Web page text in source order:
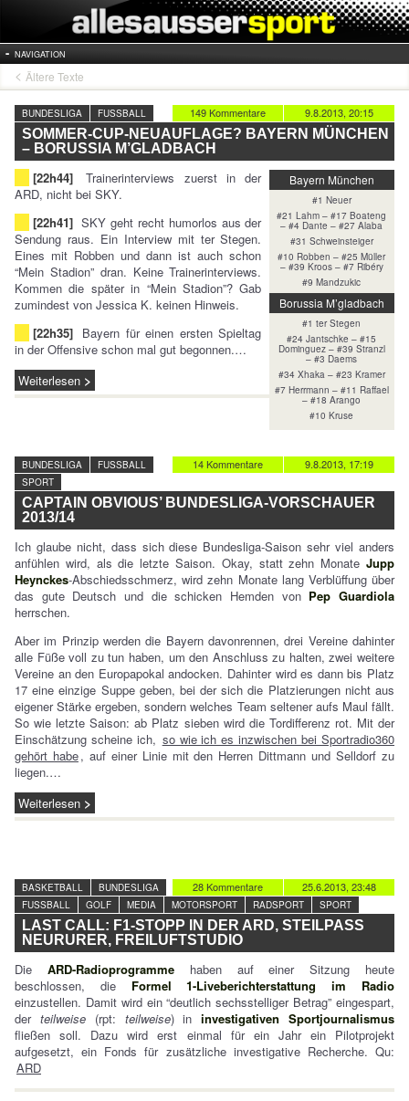
NAVIGATION
Ältere Texte
9.8.2013, 20:15
149 Kommentare
BUNDESLIGA FUSSBALL
SOMMER-CUP-NEUAUFLAGE? BAYERN MÜNCHEN
– BORUSSIA M’GLADBACH
Bayern München
#1 Neuer
#21 Lahm – #17 Boateng
– #4 Dante – #27 Alaba
#31 Schweinsteiger
#10 Robben – #25 Müller
– #39 Kroos – #7 Ribéry
#9 Mandzukic
Borussia M’gladbach
#1 ter Stegen
#24 Jantschke – #15
Dominguez – #39 Stranzl
– #3 Daems
#34 Xhaka – #23 Kramer
#7 Herrmann – #11 Raffael
– #18 Arango
#10 Kruse
[22h44]
Trainerinterviews zuerst in der
ARD, nicht bei SKY.
[22h41] SKY geht recht humorlos aus der
Sendung raus. Ein Interview mit ter Stegen.
Eines mit Robben und dann ist auch schon
“Mein Stadion” dran. Keine Trainerinterviews.
Kommen die später in “Mein Stadion”? Gab
zumindest von Jessica K. keinen Hinweis.
[22h35] Bayern für einen ersten Spieltag
in der Offensive schon mal gut begonnen.…
Weiterlesen
9.8.2013, 17:19
14 Kommentare
BUNDESLIGA
FUSSBALL
SPORT
CAPTAIN OBVIOUS’ BUNDESLIGA-VORSCHAUER
2013/14
Ich glaube nicht, dass sich diese Bundesliga-Saison sehr viel anders
anfühlen wird, als die letzte Saison. Okay, statt zehn Monate Jupp
Heynckes-Abschiedsschmerz, wird zehn Monate lang Verblüffung über
das gute Deutsch und die schicken Hemden von Pep Guardiola
herrschen.
Aber im Prinzip werden die Bayern davonrennen, drei Vereine dahinter
alle Füße voll zu tun haben, um den Anschluss zu halten, zwei weitere
Vereine an den Europapokal andocken. Dahinter wird es dann bis Platz
17 eine einzige Suppe geben, bei der sich die Platzierungen nicht aus
eigener Stärke ergeben, sondern welches Team seltener aufs Maul fällt.
So wie letzte Saison: ab Platz sieben wird die Tordifferenz rot. Mit der
Einschätzung scheine ich, so wie ich es inzwischen bei Sportradio360
gehört habe, auf einer Linie mit den Herren Dittmann und Selldorf zu
liegen.…
Weiterlesen
25.6.2013, 23:48
28 Kommentare
BASKETBALL
BUNDESLIGA
FUSSBALL
GOLF MEDIA MOTORSPORT RADSPORT SPORT
LAST CALL: F1-STOPP IN DER ARD, STEILPASS
NEURURER, FREILUFTSTUDIO
Die ARD-Radioprogrammehaben auf einer Sitzung heute
beschlossen, die Formel 1-Liveberichterstattung im Radio
einzustellen. Damit wird ein “deutlich sechsstelliger Betrag” eingespart,
der teilweise(rpt: teilweise) ininvestigativen Sportjournalismus
fließen soll. Dazu wird erst einmal für ein Jahr ein Pilotprojekt
aufgesetzt, ein Fonds für zusätzliche investigative Recherche. Qu:
ARD